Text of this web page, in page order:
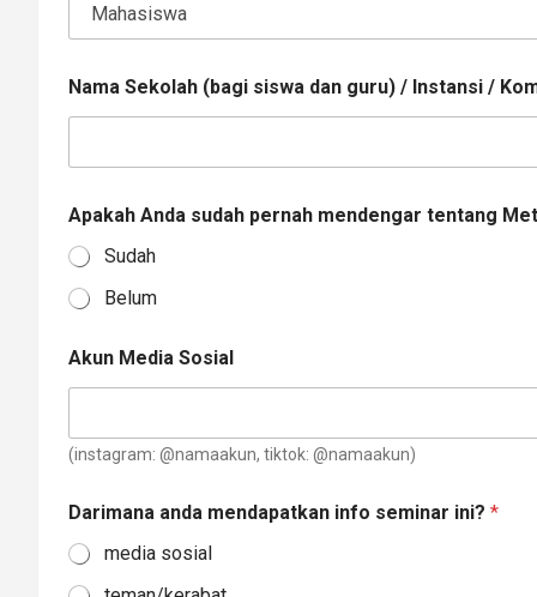
Nama Sekolah (bagi siswa dan guru) / Instansi /
Apakah Anda sudah pernah mendengar tentang
Sudah
Belum
Akun Media Sosial
(instagram: @namaakun, tiktok: @namaakun)
n
d
a
S
Darimana anda mendapatkan info seminar ini? *
media sosial